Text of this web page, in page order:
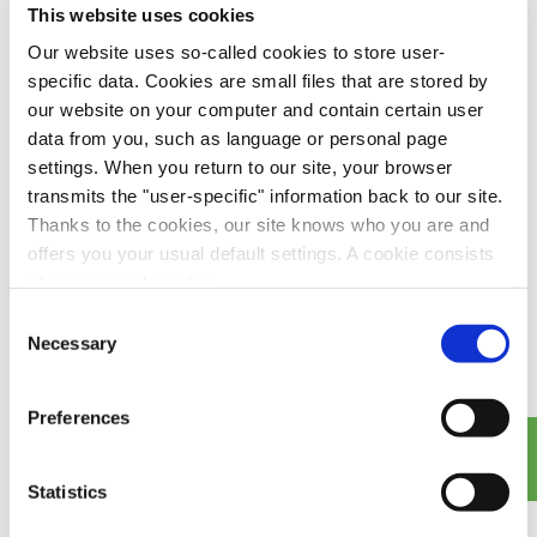
This website uses cookies
Our website uses so-called cookies to store user-
specific data. Cookies are small files that are stored by
our website on your computer and contain certain user
data from you, such as language or personal page
settings. When you return to our site, your browser
transmits the "user-specific" information back to our site.
Thanks to the cookies, our site knows who you are and
offers you your usual default settings. A cookie consists
Find out more about who we are, how you can contact us
privacy policy
Selection
Necessary
Preferences
Statistics
2026 – Données, faits,
objectifs
La Loi sur l'économie circulaire établit le cadre de
l’UE pour la transition vers une économie circulaire
et ses impacts industriels.
Commencer à lire